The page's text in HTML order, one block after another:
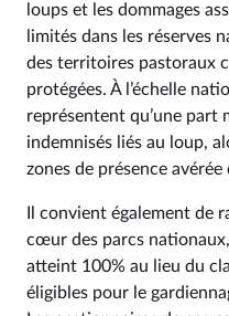
loups et les dommages
limités dans les réserves
des territoires pastoraux
protégées. À l’échelle
représentent qu’une part
indemnisés liés au loup,
zones de présence avérée
Il convient également de
cœur des parcs
atteint 100% au lieu du
éligibles pour le